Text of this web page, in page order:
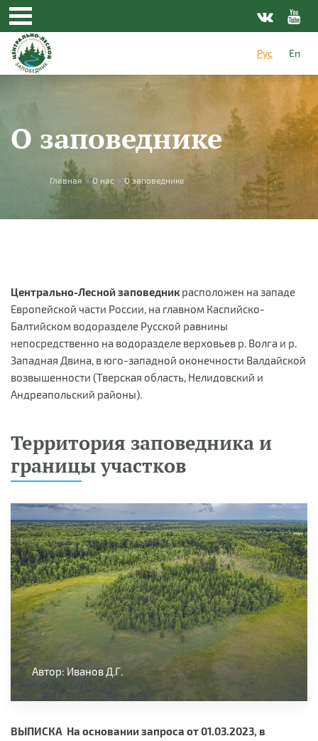
Перейти к основному содержанию
Рус
En
О заповеднике
Вы здесь
Главная » О нас » О заповеднике
Центрально-Лесной заповедник расположен на западе
Европейской части России, на главном Каспийско-
Балтийском водоразделе Русской равнины
непосредственно на водоразделе верховьев р. Волга и р.
Западная Двина, в юго-западной оконечности Валдайской
возвышенности (Тверская область, Нелидовский и
Андреапольский районы).
Территория заповедника и
границы участков
Автор: Иванов Д.Г.
ВЫПИСКА На основании запроса от 01.03.2023, в